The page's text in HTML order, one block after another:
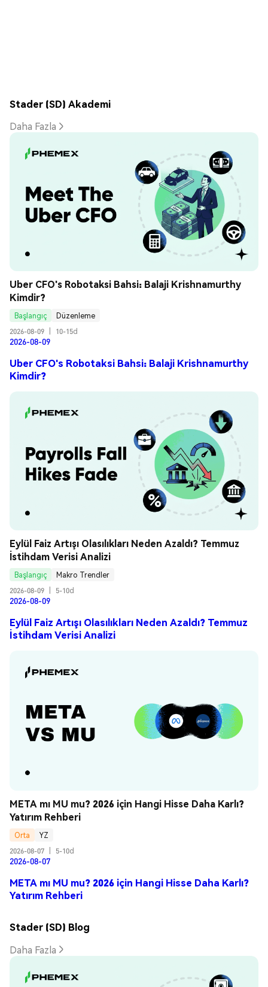
Stader (SD) Akademi
Daha Fazla
Uber CFO's Robotaksi Bahsi: Balaji Krishnamurthy
Kimdir?
Başlangıç
Düzenleme
2026-08-09
10-15d
2026-08-09
Uber CFO's Robotaksi Bahsi: Balaji Krishnamurthy
Kimdir?
Eylül Faiz Artışı Olasılıkları Neden Azaldı? Temmuz
İstihdam Verisi Analizi
Başlangıç
Makro Trendler
2026-08-09
5-10d
2026-08-09
Eylül Faiz Artışı Olasılıkları Neden Azaldı? Temmuz
İstihdam Verisi Analizi
META mı MU mu? 2026 için Hangi Hisse Daha Karlı?
Yatırım Rehberi
Orta
YZ
2026-08-07
5-10d
2026-08-07
META mı MU mu? 2026 için Hangi Hisse Daha Karlı?
Yatırım Rehberi
Stader (SD) Blog
Daha Fazla